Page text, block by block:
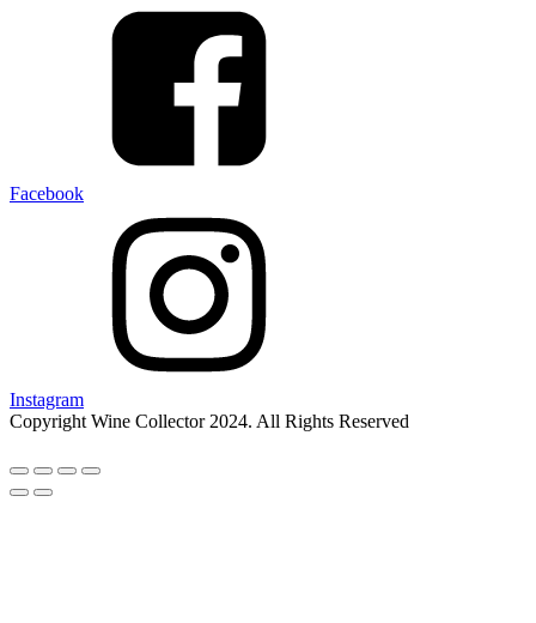
Facebook
Instagram
Copyright Wine Collector 2024. All Rights Reserved